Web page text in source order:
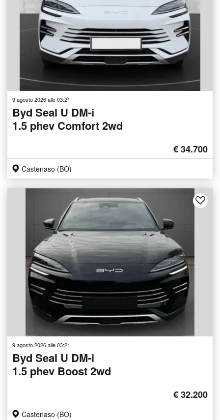
9 agosto 2026 alle 03:21
Byd Seal U DM-i
1.5 phev Comfort 2wd
€ 34.700
Castenaso (BO)
9 agosto 2026 alle 03:21
Byd Seal U DM-i
1.5 phev Boost 2wd
€ 32.200
Castenaso (BO)